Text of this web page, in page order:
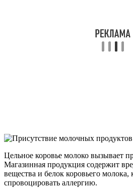
Цельное коровье молоко вызывает
Магазинная продукция содержит
вещества и белок коровьего
спровоцировать аллергию.